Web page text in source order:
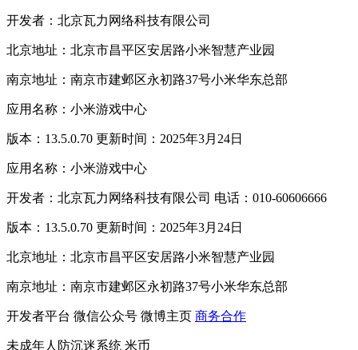
开发者：北京瓦力网络科技有限公司
北京地址：北京市昌平区安居路小米智慧产业园
南京地址：南京市建邺区永初路37号小米华东总部
应用名称：小米游戏中心
版本：13.5.0.70 更新时间：2025年3月24日
应用名称：小米游戏中心
开发者：北京瓦力网络科技有限公司 电话：010-60606666
版本：13.5.0.70 更新时间：2025年3月24日
北京地址：北京市昌平区安居路小米智慧产业园
南京地址：南京市建邺区永初路37号小米华东总部
开发者平台 微信公众号 微博主页 商务合作
未成年人防沉迷系统 米币